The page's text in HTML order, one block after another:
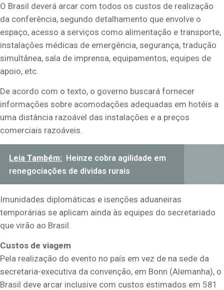
O Brasil deverá arcar com todos os custos de realização
da conferência, segundo detalhamento que envolve o
espaço, acesso a serviços como alimentação e transporte,
instalações médicas de emergência, segurança, tradução
simultânea, sala de imprensa, equipamentos, equipes de
apoio, etc.
De acordo com o texto, o governo buscará fornecer
informações sobre acomodações adequadas em hotéis a
uma distância razoável das instalações e a preços
comerciais razoáveis.
Leia Também: Heinze cobra agilidade em
renegociações de dívidas rurais
Imunidades diplomáticas e isenções aduaneiras
temporárias se aplicam ainda às equipes do secretariado
que virão ao Brasil.
Custos de viagem
Pela realização do evento no país em vez de na sede da
secretaria-executiva da convenção, em Bonn (Alemanha), o
Brasil deve arcar inclusive com custos estimados em 581